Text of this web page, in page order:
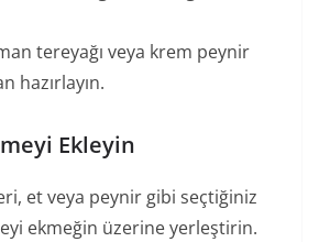
tereyağı veya krem peynir
hazırlayın.
Ekleyin
et veya peynir gibi seçtiğiniz
ekmeğin üzerine yerleştirin.